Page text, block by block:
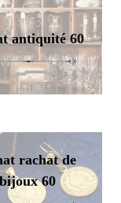
antiquité 60
rachat de
bijoux 60